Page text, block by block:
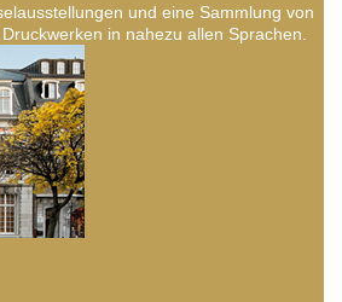
und eine Sammlung von
in nahezu allen Sprachen.